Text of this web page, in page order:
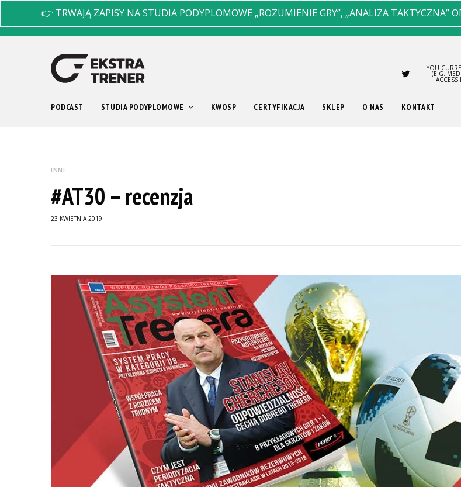
👉 TRWAJĄ ZAPISY NA STUDIA PODYPLOMOWE „ROZUMIENIE GRY”, „ANALIZA TAKTYCZNA”
YOU
(E.G.
PODCAST STUDIA PODYPLOMOWE KWOSP CERTYFIKACJA SKLEP O NAS KONTAKT
INNE
#AT30 – recenzja
23 KWIETNIA 2019